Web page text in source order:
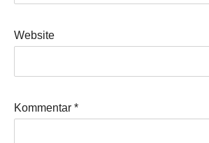
Website
Kommentar *